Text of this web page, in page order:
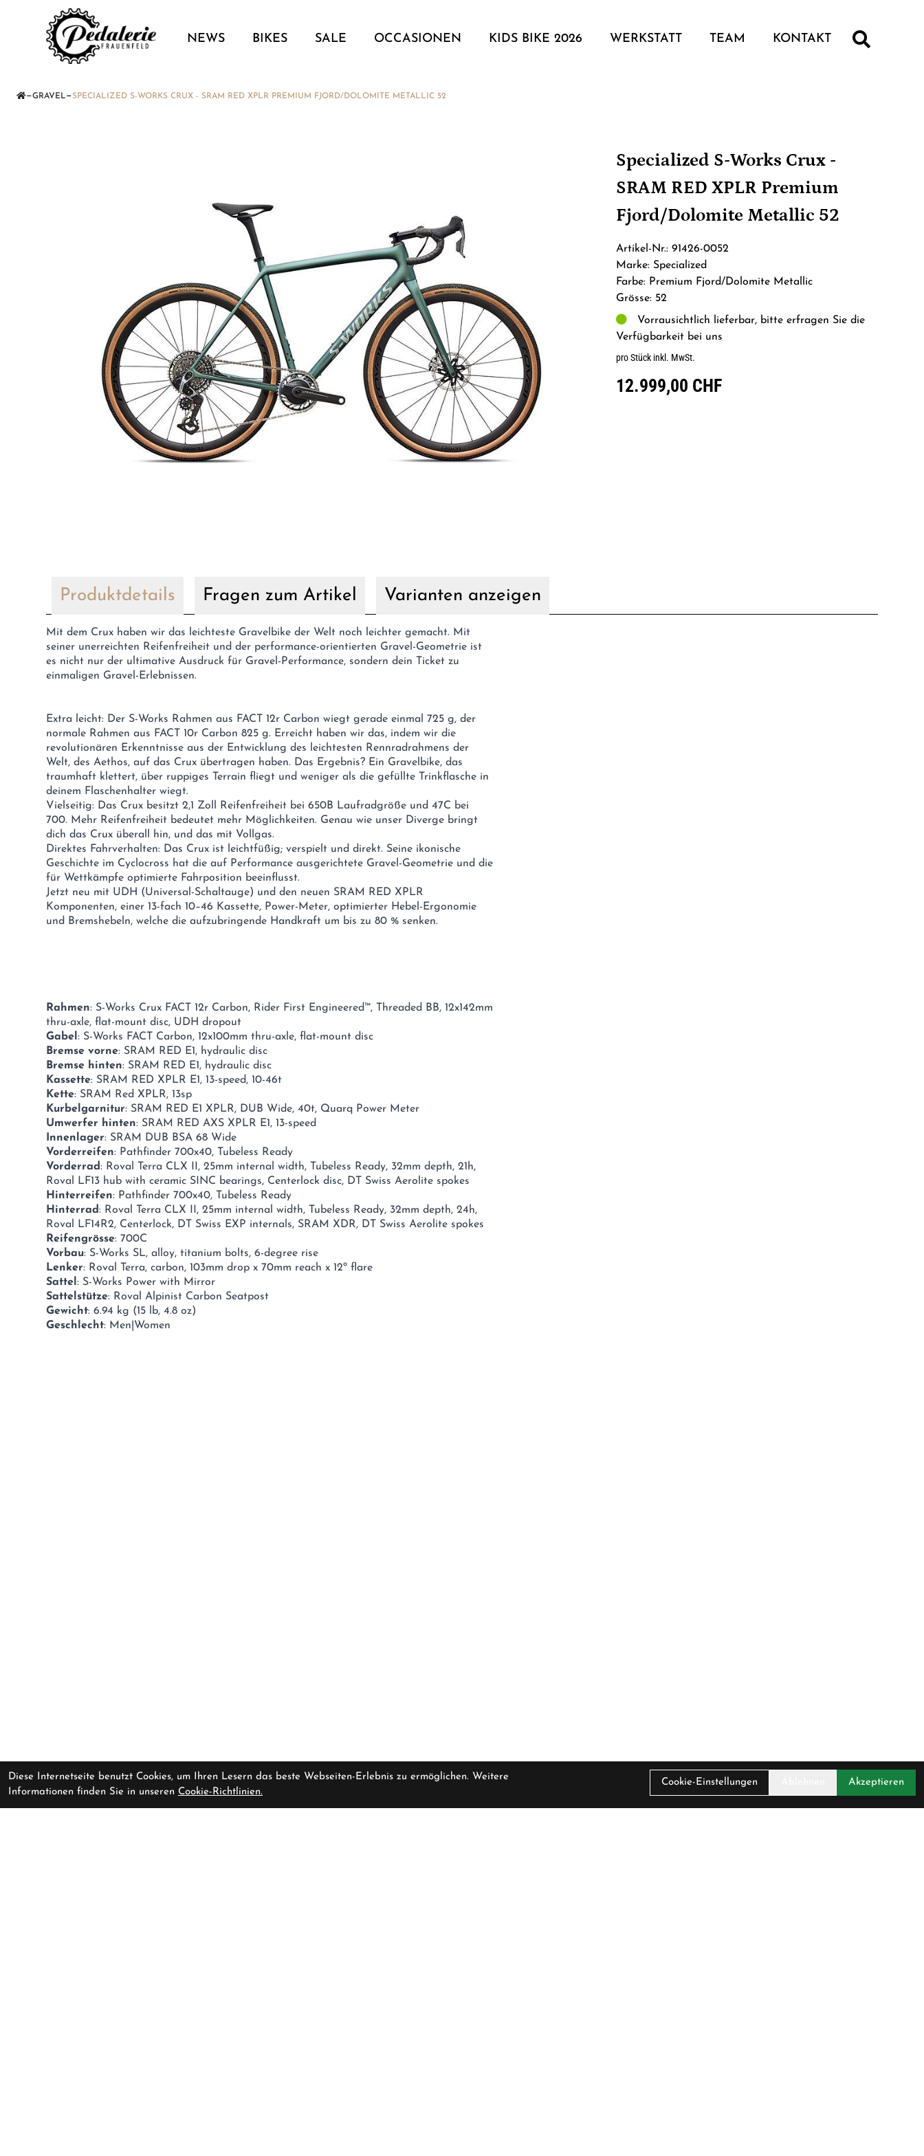
NEWS BIKES SALE OCCASIONEN KIDS BIKE 2026 WERKSTATT TEAM KONTAKT
—GRAVEL—SPECIALIZED S-WORKS CRUX - SRAM RED XPLR PREMIUM FJORD/DOLOMITE METALLIC 52
Specialized S-Works Crux -
SRAM RED XPLR Premium
Fjord/Dolomite Metallic 52
Artikel-Nr.: 91426-0052
Marke: Specialized
Farbe: Premium Fjord/Dolomite Metallic
Grösse: 52
Vorrausichtlich lieferbar, bitte erfragen Sie die
Verfügbarkeit bei uns
pro Stück inkl. MwSt.
12.999,00 CHF
Produktdetails Fragen zum Artikel Varianten anzeigen
Mit dem Crux haben wir das leichteste Gravelbike der Welt noch leichter gemacht. Mit
seiner unerreichten Reifenfreiheit und der performance-orientierten Gravel-Geometrie ist
es nicht nur der ultimative Ausdruck für Gravel-Performance, sondern dein Ticket zu
einmaligen Gravel-Erlebnissen.
Extra leicht: Der S-Works Rahmen aus FACT 12r Carbon wiegt gerade einmal 725 g, der
normale Rahmen aus FACT 10r Carbon 825 g. Erreicht haben wir das, indem wir die
revolutionären Erkenntnisse aus der Entwicklung des leichtesten Rennradrahmens der
Welt, des Aethos, auf das Crux übertragen haben. Das Ergebnis? Ein Gravelbike, das
traumhaft klettert, über ruppiges Terrain fliegt und weniger als die gefüllte Trinkflasche in
deinem Flaschenhalter wiegt.
Vielseitig: Das Crux besitzt 2,1 Zoll Reifenfreiheit bei 650B Laufradgröße und 47C bei
700. Mehr Reifenfreiheit bedeutet mehr Möglichkeiten. Genau wie unser Diverge bringt
dich das Crux überall hin, und das mit Vollgas.
Direktes Fahrverhalten: Das Crux ist leichtfüßig; verspielt und direkt. Seine ikonische
Geschichte im Cyclocross hat die auf Performance ausgerichtete Gravel-Geometrie und die
für Wettkämpfe optimierte Fahrposition beeinflusst.
Jetzt neu mit UDH (Universal-Schaltauge) und den neuen SRAM RED XPLR
Komponenten, einer 13-fach 10–46 Kassette, Power-Meter, optimierter Hebel-Ergonomie
und Bremshebeln, welche die aufzubringende Handkraft um bis zu 80 % senken.
Rahmen: S-Works Crux FACT 12r Carbon, Rider First Engineered™, Threaded BB, 12x142mm
thru-axle, flat-mount disc, UDH dropout
Gabel: S-Works FACT Carbon, 12x100mm thru-axle, flat-mount disc
Bremse vorne: SRAM RED E1, hydraulic disc
Bremse hinten: SRAM RED E1, hydraulic disc
Kassette: SRAM RED XPLR E1, 13-speed, 10-46t
Kette: SRAM Red XPLR, 13sp
Kurbelgarnitur: SRAM RED E1 XPLR, DUB Wide, 40t, Quarq Power Meter
Umwerfer hinten: SRAM RED AXS XPLR E1, 13-speed
Innenlager: SRAM DUB BSA 68 Wide
Vorderreifen: Pathfinder 700x40, Tubeless Ready
Vorderrad: Roval Terra CLX II, 25mm internal width, Tubeless Ready, 32mm depth, 21h,
Roval LF13 hub with ceramic SINC bearings, Centerlock disc, DT Swiss Aerolite spokes
Hinterreifen: Pathfinder 700x40, Tubeless Ready
Hinterrad: Roval Terra CLX II, 25mm internal width, Tubeless Ready, 32mm depth, 24h,
Roval LF14R2, Centerlock, DT Swiss EXP internals, SRAM XDR, DT Swiss Aerolite spokes
Reifengrösse: 700C
Vorbau: S-Works SL, alloy, titanium bolts, 6-degree rise
Lenker: Roval Terra, carbon, 103mm drop x 70mm reach x 12º flare
Sattel: S-Works Power with Mirror
Sattelstütze: Roval Alpinist Carbon Seatpost
Gewicht: 6.94 kg (15 lb, 4.8 oz)
Geschlecht: Men|Women
Diese Internetseite benutzt Cookies, um Ihren Lesern das beste Webseiten-Erlebnis zu ermöglichen. Weitere
Informationen finden Sie in unseren Cookie-Richtlinien.
Cookie-Einstellungen Akzeptieren